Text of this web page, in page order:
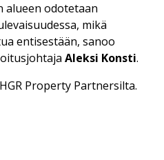
alueen odotetaan
mikä
entisestään, sanoo
Aleksi Konsti.
Property Partnersilta.